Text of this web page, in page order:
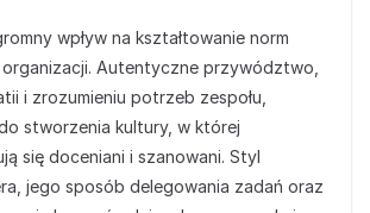
wpływ na kształtowanie norm
organizacji. Autentyczne przywództwo,
i zrozumieniu potrzeb zespołu,
stworzenia kultury, w której
się doceniani i szanowani. Styl
jego sposób delegowania zadań oraz